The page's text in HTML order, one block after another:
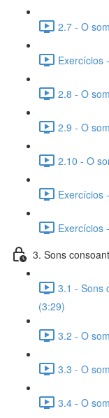
2.7 - O
Exercícios
2.8 - O
2.9 - O
2.10 - O
Exercícios
Exercícios
3. Sons
3.1 - Sons
(3:29)
3.2 - O
3.3 - O
3.4 - O